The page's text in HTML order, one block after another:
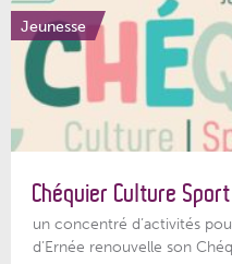
Jeunesse
Chéquier Culture
un concentré d’activités
d’Ernée renouvelle son